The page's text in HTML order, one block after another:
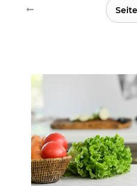
Seite